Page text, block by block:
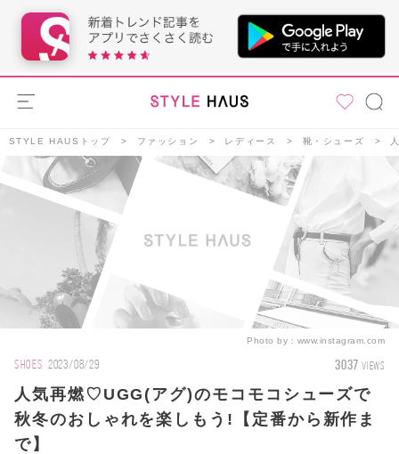
STYLE HAUSトップ ファッション レディース 靴・シューズ
Photo by： www.instagram.com
SHOES 2023/08/29 3037 VIEWS
人気再燃♡UGG(アグ)のモコモコシューズで
秋冬のおしゃれを楽しもう!【定番から新作ま
で】